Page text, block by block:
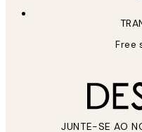
Free
JUNTE-SE AO